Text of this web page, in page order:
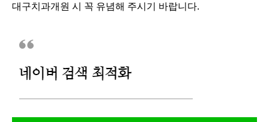
대구치과개원 시 꼭 유념해 주시기 바랍니다.